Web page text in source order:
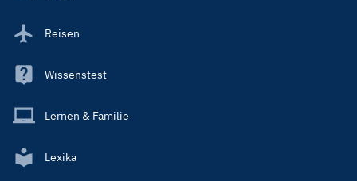
Reisen
Wissenstest
Lernen & Familie
Lexika